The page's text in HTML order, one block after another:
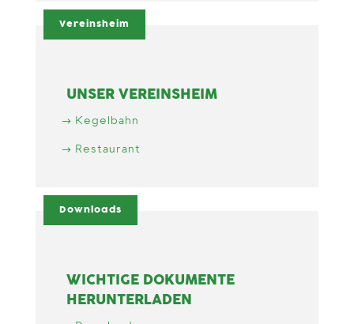
Vereinsheim
UNSER VEREINSHEIM
Kegelbahn
Restaurant
Downloads
WICHTIGE DOKUMENTE
HERUNTERLADEN